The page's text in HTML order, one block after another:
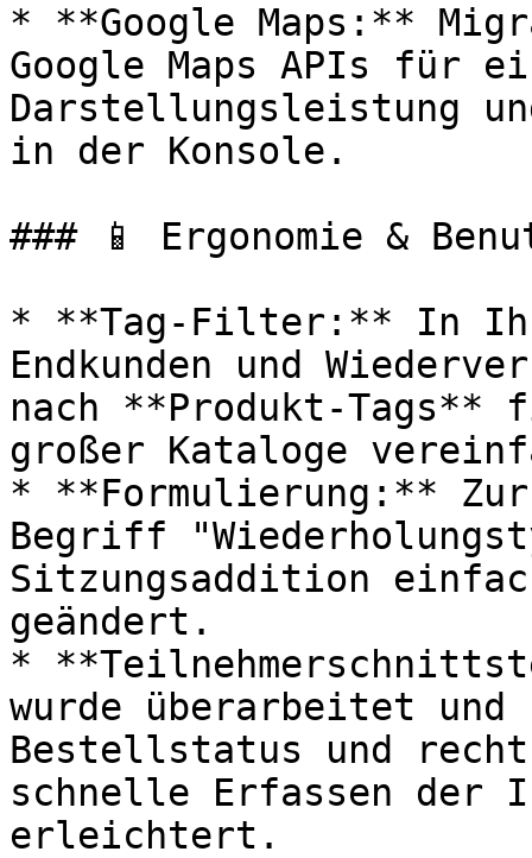
* **Google Maps:**
Google Maps APIs für
Darstellungsleistung
in der Konsole.
### 📱 Ergonomie &
* **Tag-Filter:** In
Endkunden und
nach **Produkt-
großer Kataloge
* **Formulierung:**
Begriff
Sitzungsaddition
geändert.
*
wurde überarbeitet
Bestellstatus und
schnelle Erfassen der
erleichtert.